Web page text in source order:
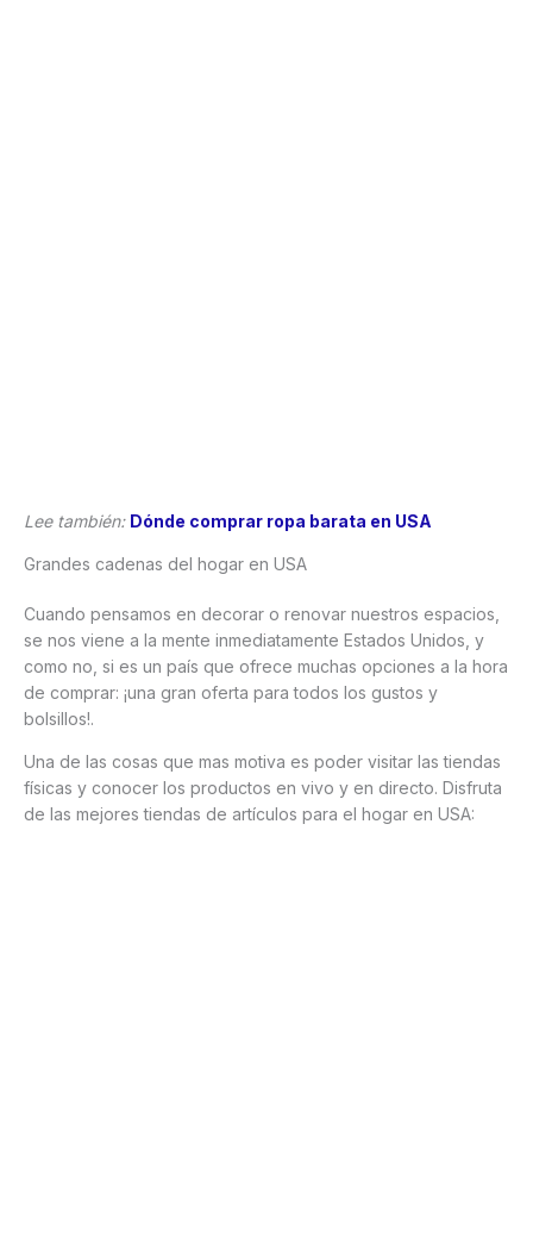
Lee también: Dónde comprar ropa barata en USA
Grandes cadenas del hogar en USA
Cuando pensamos en decorar o renovar nuestros espacios,
se nos viene a la mente inmediatamente Estados Unidos, y
como no, si es un país que ofrece muchas opciones a la hora
de comprar: ¡una gran oferta para todos los gustos y
bolsillos!.
Una de las cosas que mas motiva es poder visitar las tiendas
físicas y conocer los productos en vivo y en directo. Disfruta
de las mejores tiendas de artículos para el hogar en USA: